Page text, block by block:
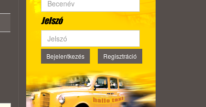
Jelszó
Bejelentkezés Regisztráció